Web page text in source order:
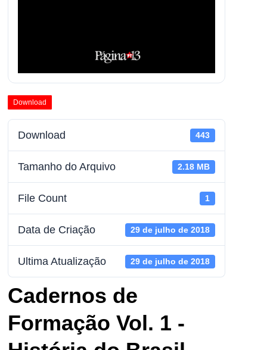
Download
Download 443
Tamanho do Arquivo 2.18 MB
File Count 1
Data de Criação 29 de julho de 2018
Ultima Atualização 29 de julho de 2018
Cadernos de
Formação Vol. 1 -